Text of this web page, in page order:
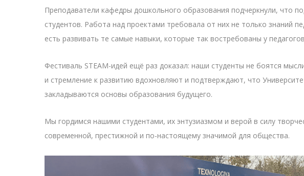
Преподаватели кафедры дошкольного образования подчеркнули, что
студентов. Работа над проектами требовала от них не только знаний
есть развивать те самые навыки, которые так востребованы у
Фестиваль STEAM-идей ещё раз доказал: наши студенты не боятся
и стремление к развитию вдохновляют и подтверждают, что
закладываются основы образования будущего.
Мы гордимся нашими студентами, их энтузиазмом и верой в силу
современной, престижной и по-настоящему значимой для общества.